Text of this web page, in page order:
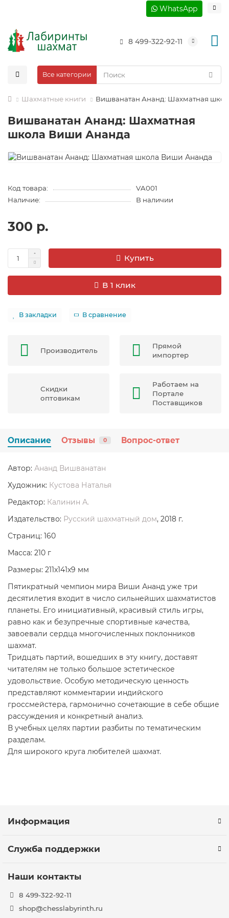
WhatsApp
8 499-322-92-11
Все категории
Шахматные книги Вишванатан Ананд: Шахматная
Вишванатан Ананд: Шахматная
школа Виши Ананда
Код товара:
VA001
Наличие:
В наличии
300 р.
Купить
В 1 клик
В закладки В сравнение
Производитель
Прямой
импортер
Скидки
оптовикам
Работаем на
Портале
Поставщиков
Описание Отзывы 0 Вопрос-ответ
Автор: Ананд Вишванатан
Художник: Кустова Наталья
Редактор: Калинин А.
Издательство: Русский шахматный дом, 2018 г.
Страниц: 160
Масса: 210 г
Размеры: 211x141x9 мм
Пятикратный чемпион мира Виши Ананд уже три
десятилетия входит в число сильнейших шахматистов
планеты. Его инициативный, красивый стиль игры,
равно как и безупречные спортивные качества,
завоевали сердца многочисленных поклонников
шахмат.
Тридцать партий, вошедших в эту книгу, доставят
читателям не только большое эстетическое
удовольствие. Особую методическую ценность
представляют комментарии индийского
гроссмейстера, гармонично сочетающие в себе общие
рассуждения и конкретный анализ.
В учебных целях партии разбиты по тематическим
разделам.
Для широкого круга любителей шахмат.
Информация
Служба поддержки
Наши контакты
8 499-322-92-11
shop@chesslabyrinth.ru